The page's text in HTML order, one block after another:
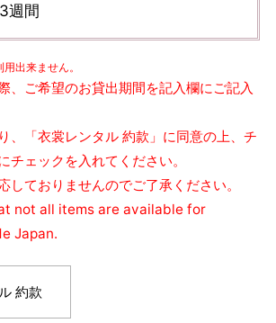
週間
出来ません。
、ご希望のお貸出期間を記入欄にご記入
、「衣裳レンタル 約款」に同意の上、チ
チェックを入れてください。
しておりませんのでご了承ください。
not all items are available for
Japan.
約款